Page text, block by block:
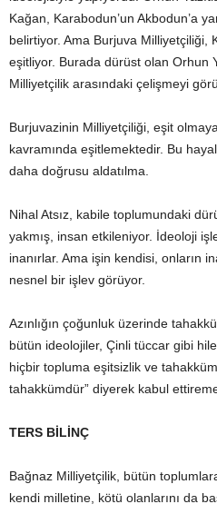
Kağan, Karabodun’un Akbodun’a
belirtiyor. Ama Burjuva Milliyetçiliği,
eşitliyor. Burada dürüst olan Orhun
Milliyetçilik arasındaki çelişmeyi
Burjuvazinin Milliyetçiliği, eşit
kavramında eşitlemektedir. Bu
daha doğrusu aldatılma.
Nihal Atsız, kabile toplumundaki
yakmış, insan etkileniyor. İdeoloji
inanırlar. Ama işin kendisi, onların
nesnel bir işlev görüyor.
Azınlığın çoğunluk üzerinde
bütün ideolojiler, Çinli tüccar gibi
hiçbir topluma eşitsizlik ve
tahakkümdür” diyerek kabul
TERS BİLİNÇ
Bağnaz Milliyetçilik, bütün
kendi milletine, kötü olanlarını da